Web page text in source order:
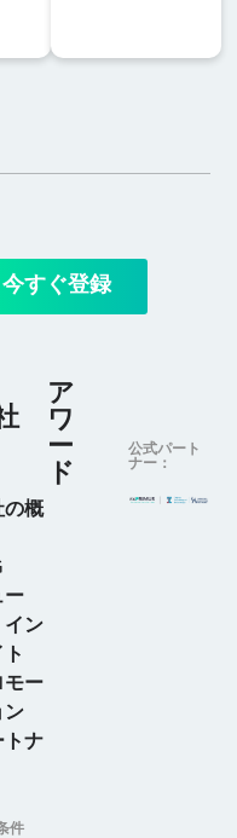
今すぐ登録
の概
ー
イン
モー
ン
トナ
件
ア
ワ
ー
ド
公式パート
ナー：